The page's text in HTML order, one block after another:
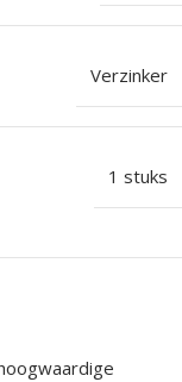
Verzinker
1 stuks